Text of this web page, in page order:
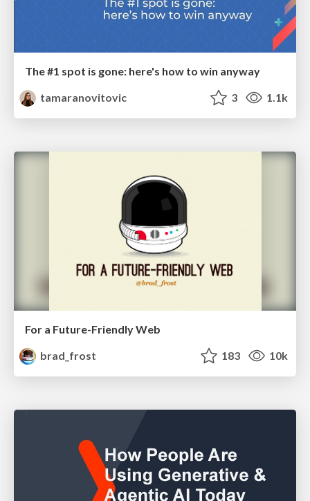
The #1 spot is gone: here's how to win anyway
tamaranovitovic
3 1.1k
For a Future-Friendly Web
brad_frost
183 10k